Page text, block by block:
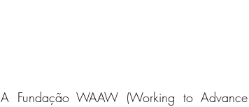
A Fundação WAAW (Working to